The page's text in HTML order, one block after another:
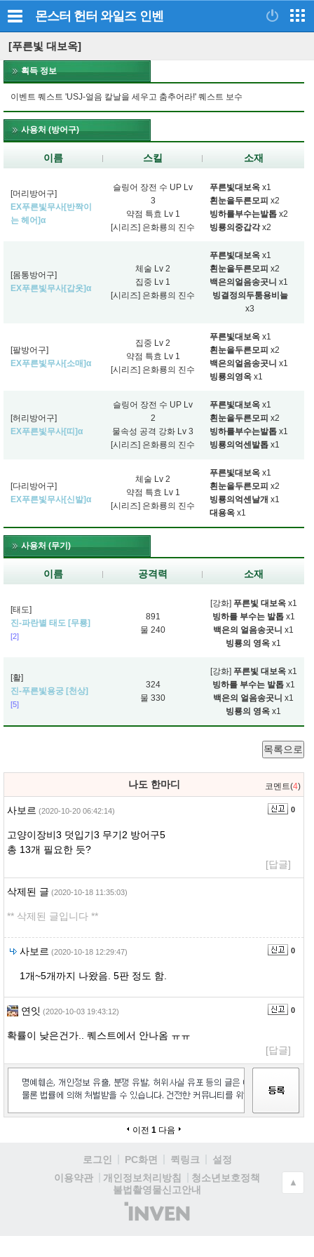
몬스터 헌터 와일즈 인벤
[푸른빛 대보옥]
획득 정보
이벤트 퀘스트 'USJ-얼음 칼날을 세우고 춤추어라!' 퀘스트 보수
사용처 (방어구)
이름 스킬 소재
[머리방어구]
EX푸른빛무사[반짝이
는 헤어]α
슬링어 장전 수 UP Lv
3
약점 특효 Lv 1
[시리즈] 은화룡의 진수
푸른빛대보옥 x1
흰눈을두른모피 x2
빙하를부수는발톱 x2
빙룡의중갑각x2
[몸통방어구]
EX푸른빛무사[갑옷]α
체술 Lv 2
집중 Lv 1
[시리즈] 은화룡의 진수
푸른빛대보옥 x1
흰눈을두른모피 x2
백은의얼음송곳니 x1
빙결정의두툼용비늘
x3
[팔방어구]
EX푸른빛무사[소매]α
집중 Lv 2
약점 특효 Lv 1
[시리즈] 은화룡의 진수
푸른빛대보옥 x1
흰눈을두른모피 x2
백은의얼음송곳니 x1
빙룡의영옥 x1
[허리방어구]
EX푸른빛무사[띠]α
슬링어 장전 수 UP Lv
2
물속성 공격 강화 Lv 3
[시리즈] 은화룡의 진수
푸른빛대보옥 x1
흰눈을두른모피 x2
빙하를부수는발톱 x1
빙룡의억센발톱 x1
[다리방어구]
EX푸른빛무사[신발]α
체술 Lv 2
약점 특효 Lv 1
[시리즈] 은화룡의 진수
푸른빛대보옥 x1
흰눈을두른모피 x2
빙룡의억센날개 x1
대용옥 x1
사용처 (무기)
이름 공격력 소재
[태도]
진-파란별 태도 [무룡]
[2]
891
물 240
[강화] 푸른빛 대보옥x1
빙하를 부수는 발톱x1
백은의 얼음송곳니 x1
빙룡의 영옥 x1
[활]
진-푸른빛용궁 [천상]
[5]
324
물 330
[강화] 푸른빛 대보옥x1
빙하를 부수는 발톱x1
백은의 얼음송곳니 x1
빙룡의 영옥 x1
목록으로
나도 한마디 코멘트(4)
사보르 (2020-10-20 06:42:14) 0
고양이장비3 덧입기3 무기2 방어구5
총 13개 필요한 듯?
[답글]
삭제된 글 (2020-10-18 11:35:03)
** 삭제된 글입니다 **
사보르 (2020-10-18 12:29:47) 0
1개~5개까지 나왔음. 5판 정도 함.
연잇 (2020-10-03 19:43:12) 0
확률이 낮은건가.. 퀘스트에서 안나옴 ㅠㅠ
[답글]
이전 1 다음
로그인 PC화면 퀵링크
설정
이용약관
개인정보처리방침
청소년보호정책
불법촬영물신고안내
(주)
인
▲